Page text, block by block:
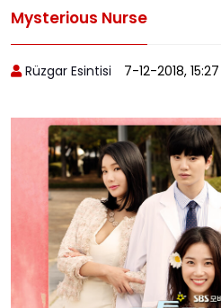
Mysterious Nurse
Rüzgar Esintisi 7-12-2018, 15:27